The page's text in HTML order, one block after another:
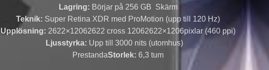
Lagring: Börjar på 256 GB Skärm
Teknik: Super Retina XDR med ProMotion (upp till 120 Hz)
Upplösning: 2622×12062622 cross 12062622×1206pixlar (460 ppi)
Ljusstyrka: Upp till 3000 nits (utomhus)
PrestandaStorlek: 6,3 tum